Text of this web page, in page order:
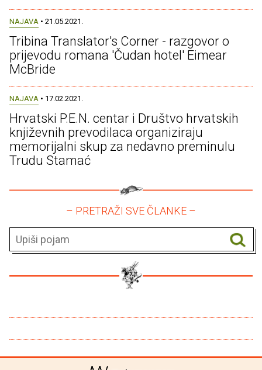
NAJAVA • 21.05.2021.
Tribina Translator's Corner - razgovor o
prijevodu romana 'Čudan hotel' Eimear
McBride
NAJAVA • 17.02.2021.
Hrvatski P.E.N. centar i Društvo hrvatskih
književnih prevodilaca organiziraju
memorijalni skup za nedavno preminulu
Trudu Stamać
– PRETRAŽI SVE ČLANKE –